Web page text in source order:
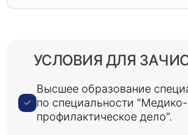
УСЛОВИЯ ДЛЯ
Высшее образование
по специальности "Медико-
профилактическое дело".